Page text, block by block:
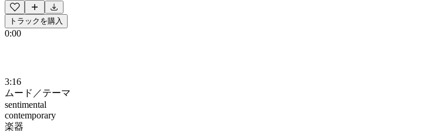
トラックを購入
0:00
3:16
ムード／テーマ
sentimental
contemporary
楽器